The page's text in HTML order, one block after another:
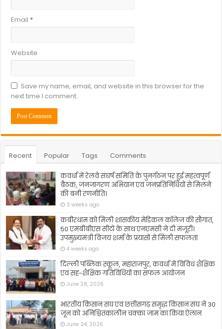
Email *
Website
Save my name, email, and website in this browser for the
next time I comment.
Recent Popular Tags Comments
कवर्धा में रेलवे संघर्ष समिति के पुनर्गठन पर हुई महत्वपूर्ण
बैठक, जनजागरण अभियान एवं जनप्रतिनिधियों से मिलने
की बनी रणनीति।
3 weeks ago
कबीरधाम को मिली शासकीय मेडिकल कॉलेज की सौगात,
50 एमबीबीएस सीटों के साथ एनएमसी ने दी मंजूरी।
उपमुख्यमंत्री विजय शर्मा के प्रयासों से मिली सफलता
4 weeks ago
दिल्ली पब्लिक स्कूल, महाराजपुर, कवर्धा में विविध शैक्षिक
एवं सह-शैक्षिक गतिविधियों का सफल आयोजन
June 28, 2026
भारतीय किसान संघ एवं छत्तीसगढ़ समृद्ध किसान संघ ने 30
जून को अनिश्चितकालीन चक्का जाम का किया ऐलान
June 24, 2026